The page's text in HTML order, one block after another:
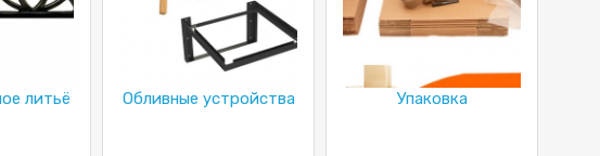
литьё Обливные устройства Упаковка